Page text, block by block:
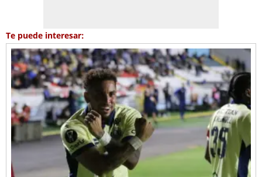
Te puede interesar: